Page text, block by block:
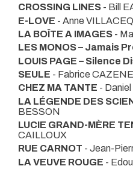
CROSSING LINES - Bill
E-LOVE - Anne
LA BOÎTE A IMAGES -
LES MONOS – Jamais
LOUIS PAGE – Silence
SEULE - Fabrice
CHEZ MA TANTE -
LA LÉGENDE DES
BESSON
LUCIE GRAND-MÈRE
CAILLOUX
RUE CARNOT - Jean-
LA VEUVE ROUGE -